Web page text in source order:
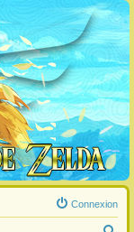
Connexion